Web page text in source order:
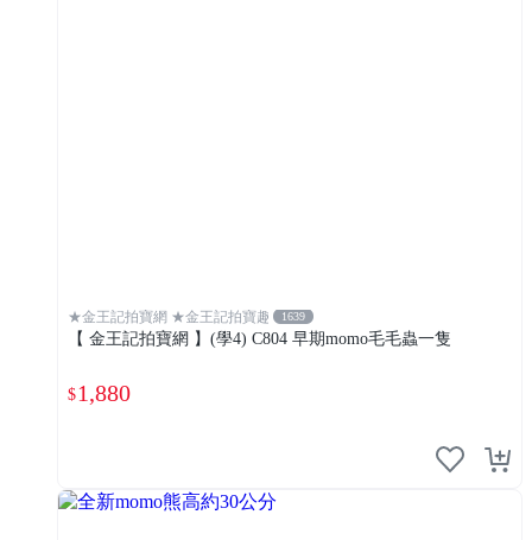
★金王記拍寶網 ★金王記拍寶趣 1639
【 金王記拍寶網 】(學4) C804 早期momo毛毛蟲一隻
$1,880